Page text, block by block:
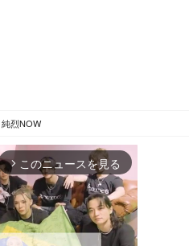
純烈NOW
arrow_forward_ios このニュースを見る